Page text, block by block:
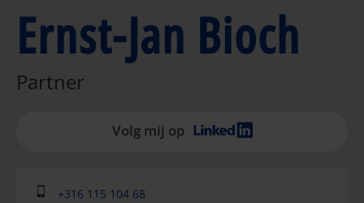
Ernst-Jan Bioch
Partner
Volg mij op
+316 115 104 68